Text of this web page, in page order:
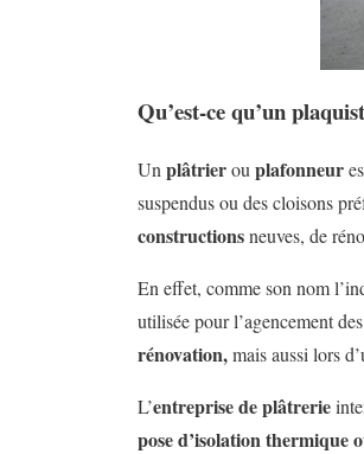
Qu’est-ce qu’un
Un plâtrierou plafonneur
suspendus ou des cloisons
constructionsneuves, de
En effet, comme son nom
utilisée pour l’agencement
rénovation,mais aussi lors
L’entreprise de plâtrerie
pose d’isolation thermique